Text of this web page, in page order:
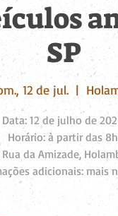
SP
12 de jul.
  |
Data: 12 de julho de
Horário: à partir das
da Amizade,
adicionais: mais